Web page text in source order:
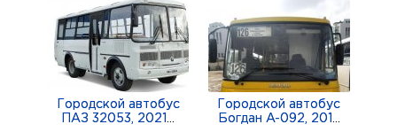
Городской автобус
ПАЗ 32053, 2021
Городской автобус
Богдан A-092, 201